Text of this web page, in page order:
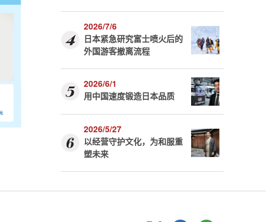
2026/7/6
日本紧急研究富士喷火后的
外国游客撤离流程
2026/6/1
用中国速度锻造日本品质
2026/5/27
以经营守护文化，为和服重
塑未来